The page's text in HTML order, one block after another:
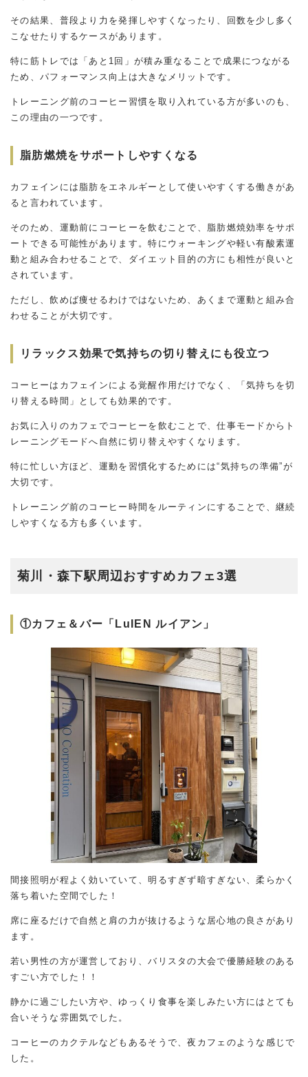
その結果、普段より力を発揮しやすくなったり、回数を少し多く
こなせたりするケースがあります。
特に筋トレでは「あと1回」が積み重なることで成果につながる
ため、パフォーマンス向上は大きなメリットです。
トレーニング前のコーヒー習慣を取り入れている方が多いのも、
この理由の一つです。
脂肪燃焼をサポートしやすくなる
カフェインには脂肪をエネルギーとして使いやすくする働きがあ
ると言われています。
そのため、運動前にコーヒーを飲むことで、脂肪燃焼効率をサポ
ートできる可能性があります。特にウォーキングや軽い有酸素運
動と組み合わせることで、ダイエット目的の方にも相性が良いと
されています。
ただし、飲めば痩せるわけではないため、あくまで運動と組み合
わせることが大切です。
リラックス効果で気持ちの切り替えにも役立つ
コーヒーはカフェインによる覚醒作用だけでなく、「気持ちを切
り替える時間」としても効果的です。
お気に入りのカフェでコーヒーを飲むことで、仕事モードからト
レーニングモードへ自然に切り替えやすくなります。
特に忙しい方ほど、運動を習慣化するためには“気持ちの準備”が
大切です。
トレーニング前のコーヒー時間をルーティンにすることで、継続
しやすくなる方も多くいます。
菊川・森下駅周辺おすすめカフェ3選
①カフェ＆バー「LuIEN ルイアン」
間接照明が程よく効いていて、明るすぎず暗すぎない、柔らかく
落ち着いた空間でした！
席に座るだけで自然と肩の力が抜けるような居心地の良さがあり
ます。
若い男性の方が運営しており、バリスタの大会で優勝経験のある
すごい方でした！！
静かに過ごしたい方や、ゆっくり食事を楽しみたい方にはとても
合いそうな雰囲気でした。
コーヒーのカクテルなどもあるそうで、夜カフェのような感じで
した。